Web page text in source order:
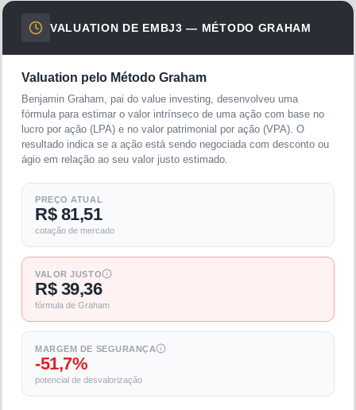
VALUATION DE EMBJ3 — MÉTODO GRAHAM
Valuation pelo Método Graham
Benjamin Graham, pai do value investing, desenvolveu uma
fórmula para estimar o valor intrínseco de uma ação com base no
lucro por ação (LPA) e no valor patrimonial por ação (VPA). O
resultado indica se a ação está sendo negociada com desconto ou
ágio em relação ao seu valor justo estimado.
PREÇO ATUAL
R$ 81,51
cotação de mercado
VALOR JUSTO
R$ 39,36
fórmula de Graham
MARGEM DE SEGURANÇA
-51,7%
potencial de desvalorização